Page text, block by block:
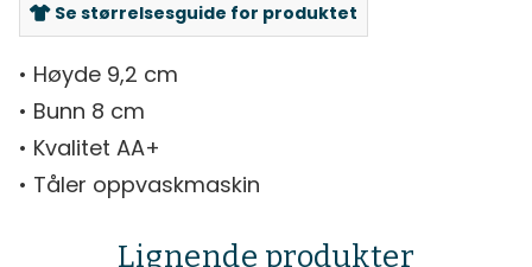
Se størrelsesguide for produktet
• Høyde 9,2 cm
• Bunn 8 cm
• Kvalitet AA+
• Tåler oppvaskmaskin
Lignende produkter